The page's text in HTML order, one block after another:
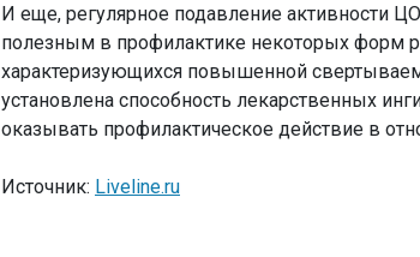
И еще, регулярное подавление активности
полезным в профилактике некоторых форм
характеризующихся повышенной
установлена способность лекарственных
оказывать профилактическое действие в
Источник: Liveline.ru